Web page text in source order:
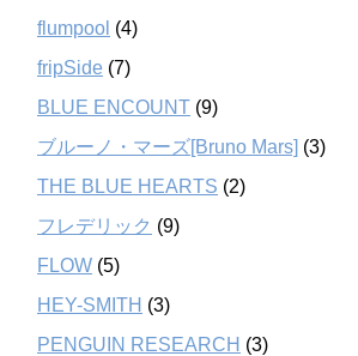
flumpool (4)
fripSide (7)
BLUE ENCOUNT (9)
ブルーノ・マーズ[Bruno Mars] (3)
THE BLUE HEARTS (2)
フレデリック (9)
FLOW (5)
HEY-SMITH (3)
PENGUIN RESEARCH (3)